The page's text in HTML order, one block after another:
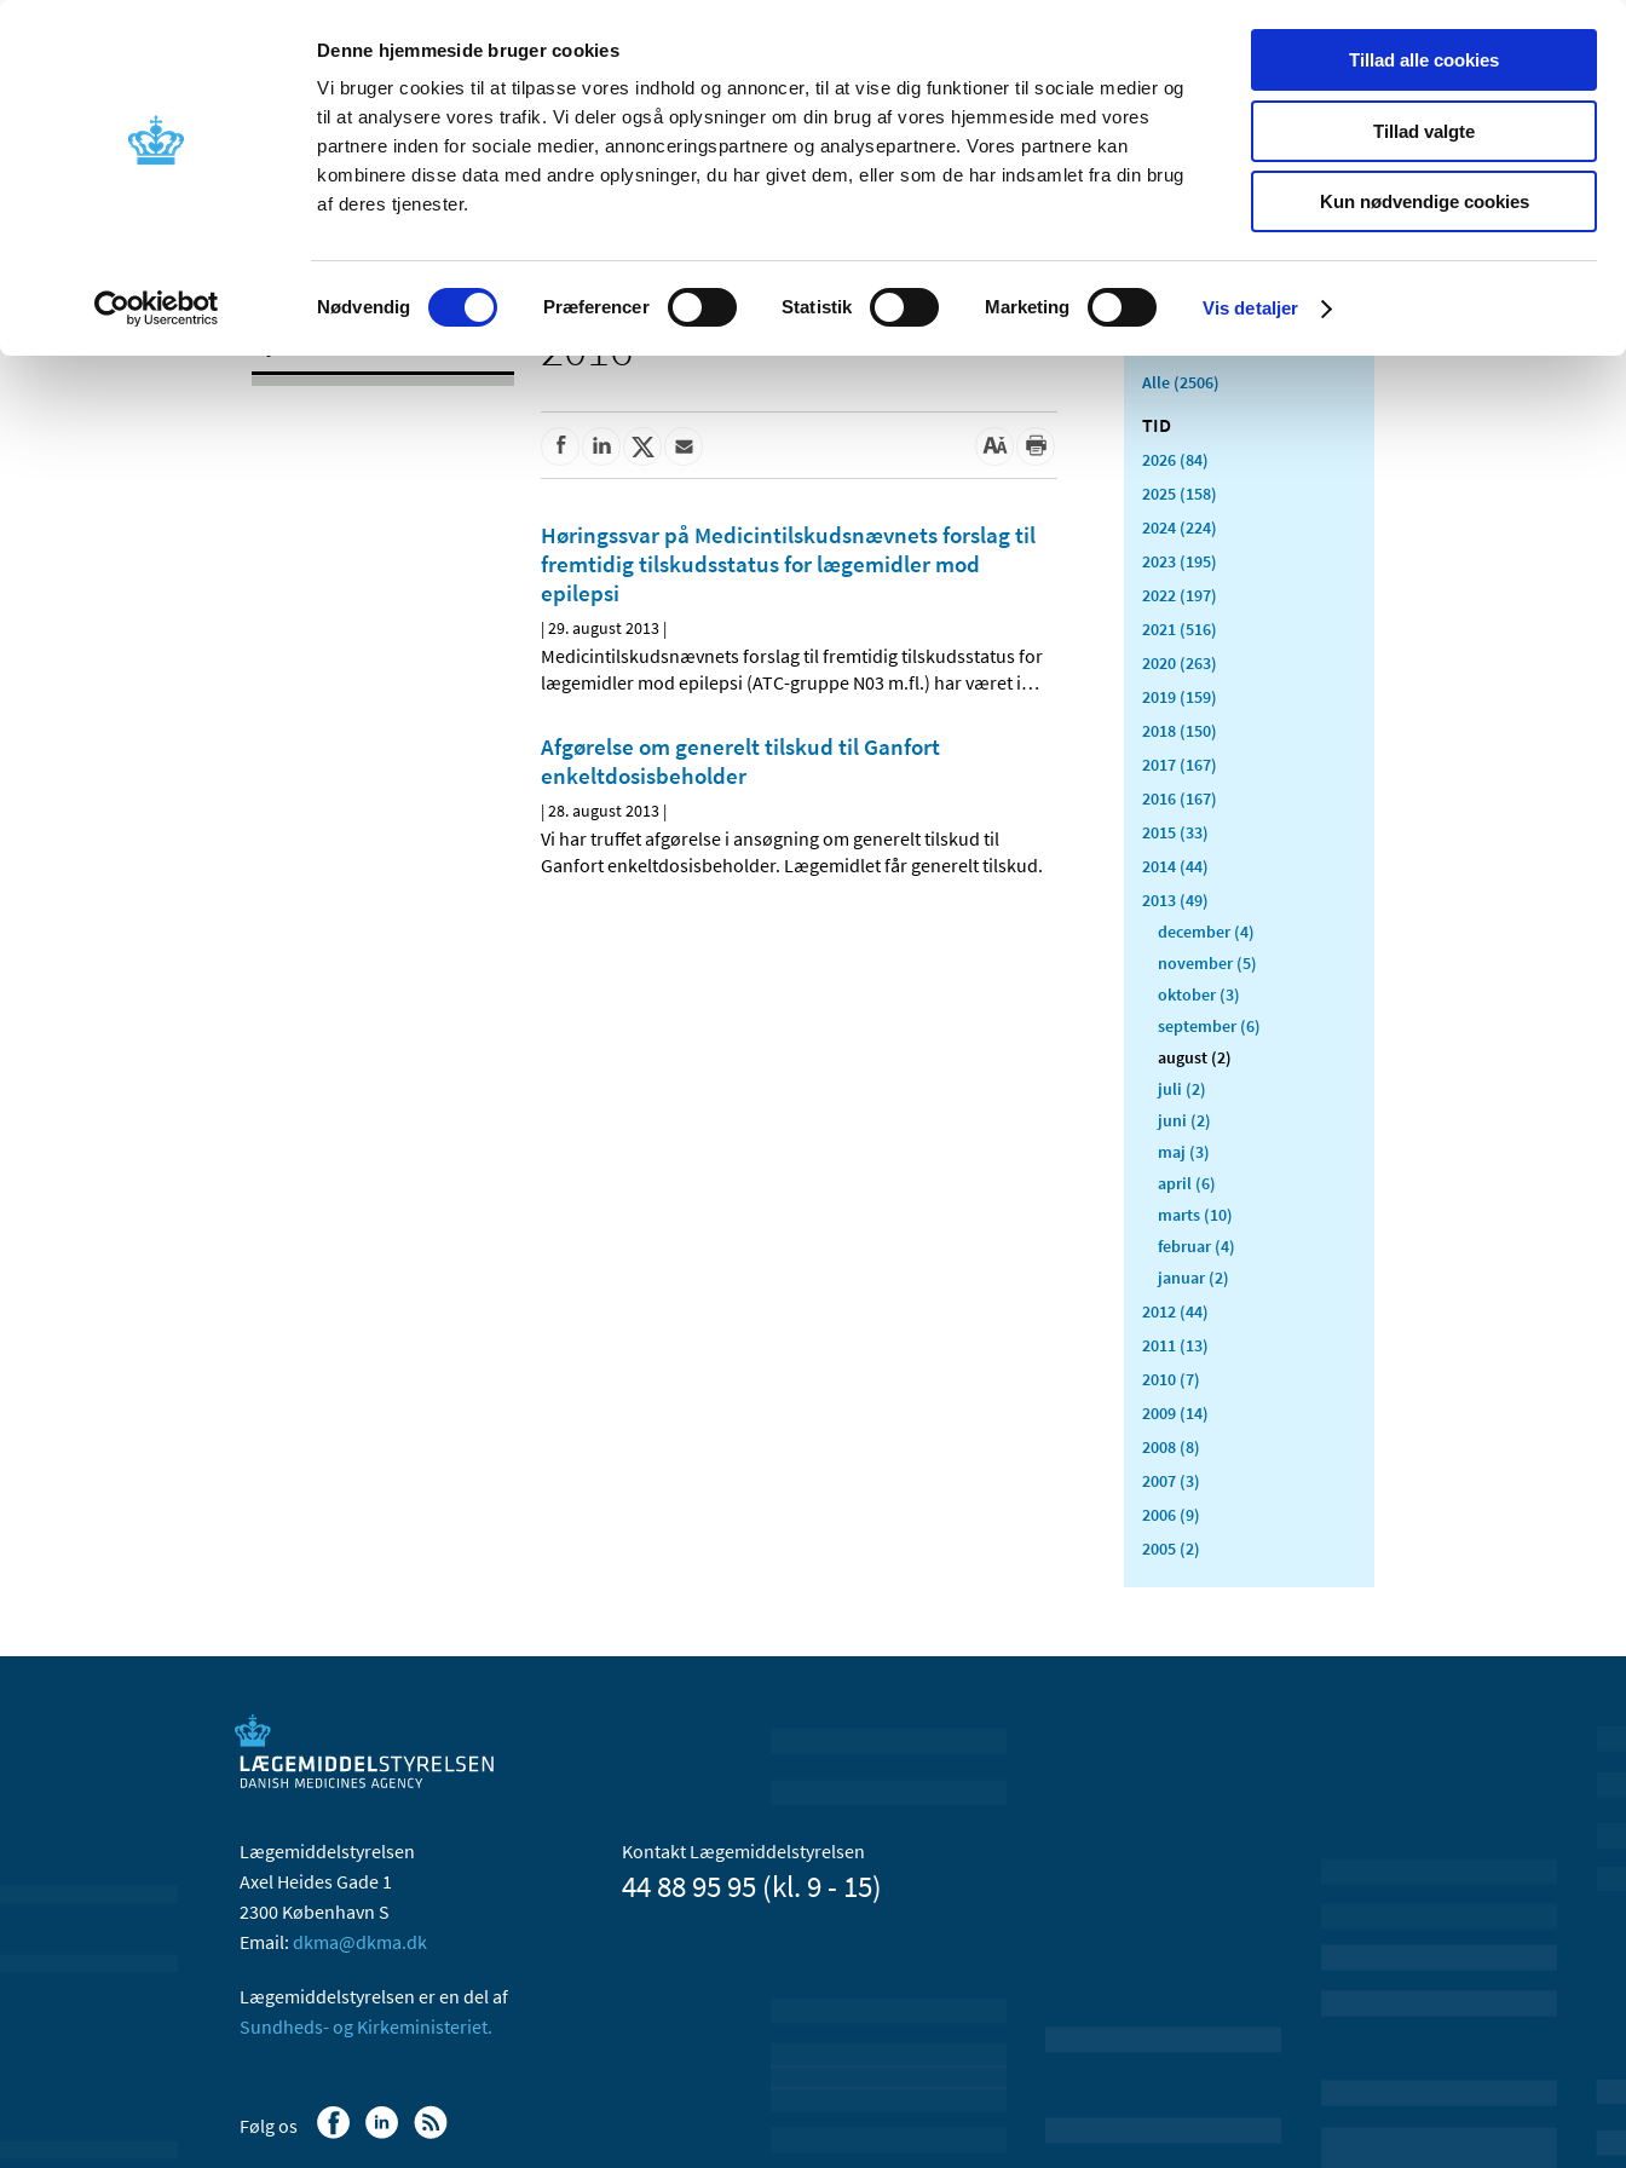
Denne hjemmeside bruger cookies
Vi bruger cookies til at tilpasse vores indhold og annoncer, til at vise dig funktioner til sociale medier og
til at analysere vores trafik. Vi deler også oplysninger om din brug af vores hjemmeside med vores
partnere inden for sociale medier, annonceringspartnere og analysepartnere. Vores partnere kan
kombinere disse data med andre oplysninger, du har givet dem, eller som de har indsamlet fra din brug
af deres tjenester.
Samtykkevalg
Nødvendig Præferencer Statistik Marketing Vis detaljer
Tillad alle cookies
Tillad valgte
Kun nødvendige cookies
Nyheder Om os Kontakt Udgivelser
Godkendelse og
Bivirkninger og
produktinformation
Tilskud og
Apoteker og salg af
Medicinsk
Særlige
produktområder
2016
Høringssvar på Medicintilskuds­nævnets forslag til
fremtidig tilskudsstatus for lægemidler mod
epilepsi
|29. august 2013 |
Medicintilskudsnævnets forslag til fremtidig tilskudsstatus for
lægemidler mod epilepsi (ATC-gruppe N03 m.fl.) har været i…
Afgørelse om generelt tilskud til Ganfort
enkeltdosis­­beholder
|28. august 2013 |
Vi har truffet afgørelse i ansøgning om generelt tilskud til
Ganfort enkeltdosisbeholder. Lægemidlet får generelt tilskud.
Alle (2506)
TID
2026 (84)
2025 (158)
2024 (224)
2023 (195)
2022 (197)
2021 (516)
2020 (263)
2019 (159)
2018 (150)
2017 (167)
2016 (167)
2015 (33)
2014 (44)
2013 (49)
december (4)
november (5)
oktober (3)
september (6)
august (2)
juli (2)
juni (2)
maj (3)
april (6)
marts (10)
februar (4)
januar (2)
2012 (44)
2011 (13)
2010 (7)
2009 (14)
2008 (8)
2007 (3)
2006 (9)
2005 (2)
Lægemiddelstyrelsen
Axel Heides Gade 1
2300 København S
Email: dkma@dkma.dk
Lægemiddelstyrelsen er en del af
Sundheds- og Kirkeministeriet.
Kontakt Lægemiddelstyrelsen
44 88 95 95 (kl. 9 - 15)
Følg os